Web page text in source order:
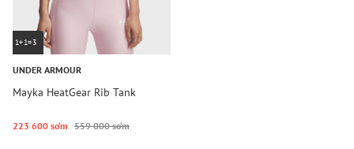
1+1=3
UNDER ARMOUR
Mayka HeatGear Rib Tank
223 600 so‘m 559 000 so‘m